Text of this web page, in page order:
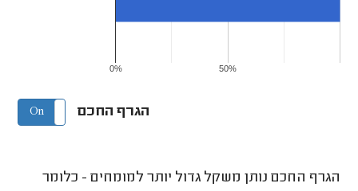
0% 50%
הגרף החכם On Off
הגרף החכם נותן משקל גדול יותר למומחים - כלומר